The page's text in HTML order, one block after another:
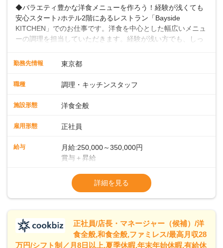
◆バラエティ豊かな洋食メニューを作ろう！経験が浅くても
安心スタート♪ホテル2階にあるレストラン「Bayside
KITCHEN」でのお仕事です。洋食を中心とした幅広いメニュ
ーの調理を担当していただきます。経験が浅い方でも、しっ
トできます。経験者は、これまでのスキルを活かして即戦力
うな流れ作業ではなく、一人ひとりが責任を持って料理に取
できます。また、20代・30代の若手や中堅スタッフにどんど
大きな特徴です。 ◆ライブキッチンでお客様を魅了！メニュ
ンを極めたベテラン。朝食・ランチの時間帯に、自家製の焼
きたてパンをメインとしたビュッフェスタイルでお客様をお
あり、お客様との距離が近い臨場感あふれる環境で、調理だ
けでなく演出スキルも身につけられます。さらに、将来的に
ァンを一緒に増やしていきましょう！
勤務先情報 東京都
職種 調理・キッチンスタッフ
施設形態 洋食全般
雇用形態 正社員
給与
月給:250,000～350,000円
賞与＋昇給
※試用期間 3ヶ月間あり（待遇変動なし）
※固定残業代15時間25,000円～を含む、超
詳細を見る
正社員/店長・マネージャー（候補）/洋
食全般,和食全般,ファミレス/最高月収28
万円/シフト制／月8日以上,夏季休暇,年末年始休暇,有給休